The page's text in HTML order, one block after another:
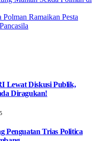
Ramaikan Pesta
Lewat Diskusi Publik,
Diragukan!
Penguatan Trias Politica